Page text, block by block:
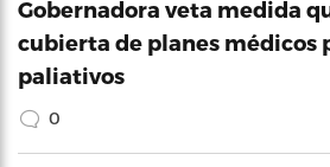
Gobernadora veta medida
cubierta de planes médicos
paliativos
0